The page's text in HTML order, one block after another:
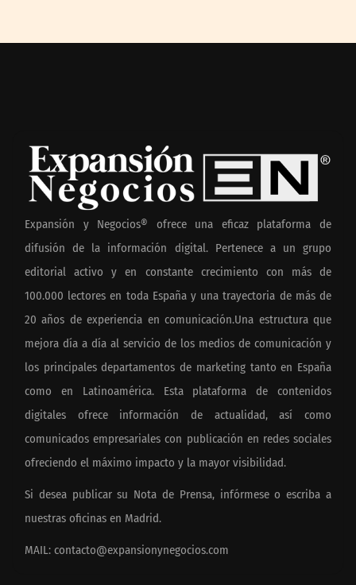
Expansión y Negocios® ofrece una eficaz plataforma de
difusión de la información digital. Pertenece a un grupo
editorial activo y en constante crecimiento con más de
100.000 lectores en toda España y una trayectoria de más de
20 años de experiencia en comunicación.Una estructura que
mejora día a día al servicio de los medios de comunicación y
los principales departamentos de marketing tanto en España
como en Latinoamérica. Esta plataforma de contenidos
digitales ofrece información de actualidad, así como
comunicados empresariales con publicación en redes sociales
ofreciendo el máximo impacto y la mayor visibilidad.
Si desea publicar su Nota de Prensa, infórmese o escriba a
nuestras oficinas en Madrid.
MAIL: contacto@expansionynegocios.com